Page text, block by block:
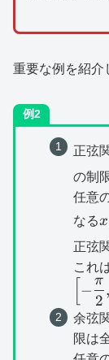
重要な例を紹介
例2
正弦
の制
任意
なるx
正弦
これ
−
2
π
,
余弦
限は